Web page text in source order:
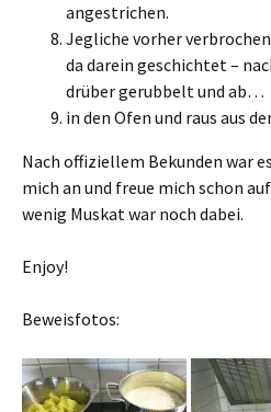
angestrichen.
Jegliche vorher
da darein geschichtet –
drüber gerubbelt und ab…
in den Ofen und raus aus
Nach offiziellem Bekunden war
mich an und freue mich schon
wenig Muskat war noch dabei.
Enjoy!
Beweisfotos: